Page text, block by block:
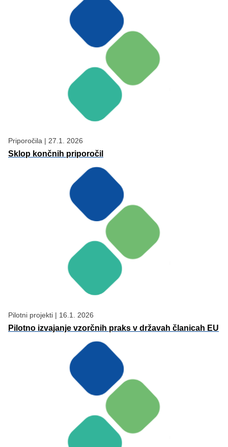
Priporočila | 27.1. 2026
Sklop končnih priporočil
Pilotni projekti | 16.1. 2026
Pilotno izvajanje vzorčnih praks v državah članicah EU